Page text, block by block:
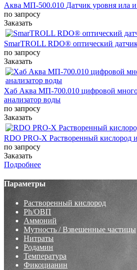
Аква МП-500.010 Датчик уровня ила и
по запросу
Заказать
SmarTROLL RDO® оптический
по запросу
Заказать
Хаб Аква МП-700.010 цифровой
анализатор воды
по запросу
Заказать
RDO PRO-X Растворенный кислород
по запросу
Заказать
Подробнее
Параметры
Растворенный кислород
Ph/ОВП
Аммоний
Мутность / Взвешенные частицы
Нитраты
Родамин
Температура
Фикоцианин